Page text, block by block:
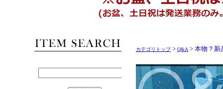
カテゴリトップ> Q&A > 本物？新